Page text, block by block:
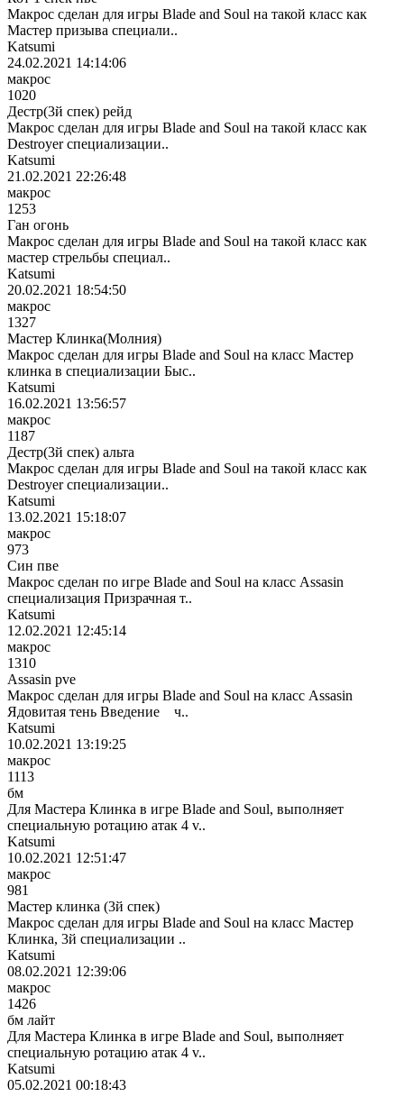
Макрос сделан для игры Blade and Soul на такой класс как
Мастер призыва специали..
Katsumi
24.02.2021 14:14:06
макрос
1020
Дестр(3й спек) рейд
Макрос сделан для игры Blade and Soul на такой класс как
Destroyer специализации..
Katsumi
21.02.2021 22:26:48
макрос
1253
Ган огонь
Макрос сделан для игры Blade and Soul на такой класс как
мастер стрельбы специал..
Katsumi
20.02.2021 18:54:50
макрос
1327
Мастер Клинка(Молния)
Макрос сделан для игры Blade and Soul на класс Мастер
клинка в специализации Быс..
Katsumi
16.02.2021 13:56:57
макрос
1187
Дестр(3й спек) альта
Макрос сделан для игры Blade and Soul на такой класс как
Destroyer специализации..
Katsumi
13.02.2021 15:18:07
макрос
973
Син пве
Макрос сделан по игре Blade and Soul на класс Assasin
специализация Призрачная т..
Katsumi
12.02.2021 12:45:14
макрос
1310
Assasin pve
Макрос сделан для игры Blade and Soul на класс Assasin
Ядовитая тень Введение ч..
Katsumi
10.02.2021 13:19:25
макрос
1113
бм
Для Мастера Клинка в игре Blade and Soul, выполняет
специальную ротацию атак 4 v..
Katsumi
10.02.2021 12:51:47
макрос
981
Мастер клинка (3й спек)
Макрос сделан для игры Blade and Soul на класс Мастер
Клинка, 3й специализации ..
Katsumi
08.02.2021 12:39:06
макрос
1426
бм лайт
Для Мастера Клинка в игре Blade and Soul, выполняет
специальную ротацию атак 4 v..
Katsumi
05.02.2021 00:18:43